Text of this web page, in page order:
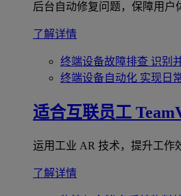
后台自动修复问题，保障用户
了解详情
终端设备故障排查 识别
终端设备自动化 实现日
适合互联员工
运用工业 AR 技术，提升工作
了解详情